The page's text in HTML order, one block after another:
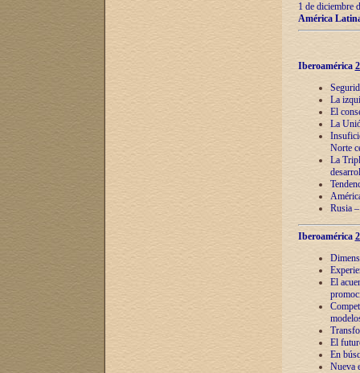
1 de diciembre
América
Iberoamérica
La
El
La
Norte
La
Rusia
Iberoamérica
El
El
En
Nueva